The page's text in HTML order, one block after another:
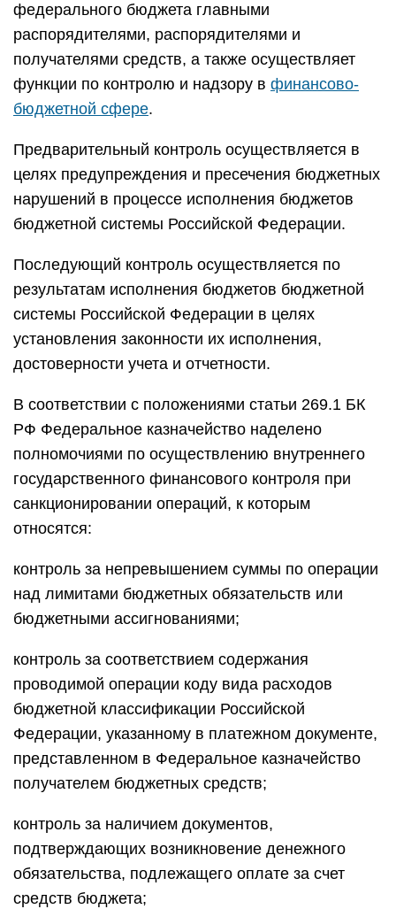
федерального бюджета главными
распорядителями, распорядителями и
получателями средств, а также осуществляет
функции по контролю и надзору в финансово-
бюджетной сфере.
Предварительный контроль осуществляется в
целях предупреждения и пресечения бюджетных
нарушений в процессе исполнения бюджетов
бюджетной системы Российской Федерации.
Последующий контроль осуществляется по
результатам исполнения бюджетов бюджетной
системы Российской Федерации в целях
установления законности их исполнения,
достоверности учета и отчетности.
В соответствии с положениями статьи 269.1 БК
РФ Федеральное казначейство наделено
полномочиями по осуществлению внутреннего
государственного финансового контроля при
санкционировании операций, к которым
относятся:
контроль за непревышением суммы по операции
над лимитами бюджетных обязательств или
бюджетными ассигнованиями;
контроль за соответствием содержания
проводимой операции коду вида расходов
бюджетной классификации Российской
Федерации, указанному в платежном документе,
представленном в Федеральное казначейство
получателем бюджетных средств;
контроль за наличием документов,
подтверждающих возникновение денежного
обязательства, подлежащего оплате за счет
средств бюджета;